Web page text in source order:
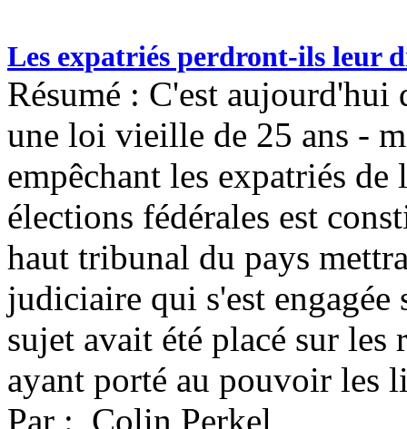
Les expatriés perdront-ils leur
Résumé : C'est aujourd'hui
une loi vieille de 25 ans -
empêchant les expatriés
élections fédérales est
haut tribunal du pays
judiciaire qui s'est
sujet avait été placé sur les
ayant porté au pouvoir les
Par : Colin Perkel